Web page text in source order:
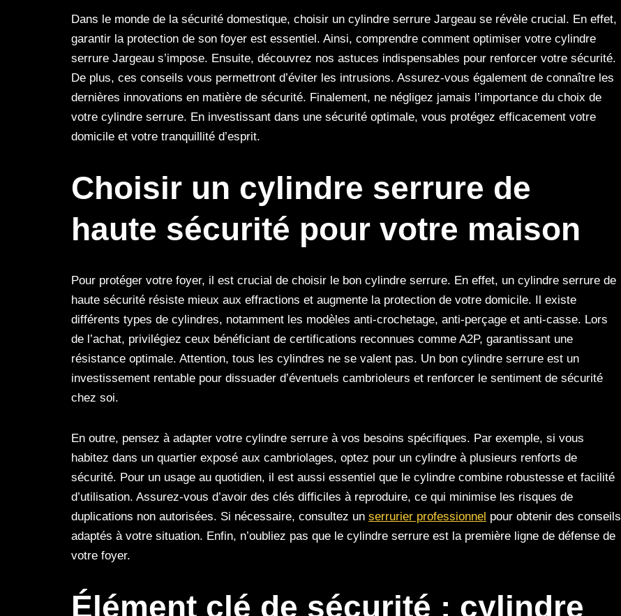
Dans le monde de la sécurité domestique, choisir un cylindre serrure Jargeau se révèle crucial. En effet,
garantir la protection de son foyer est essentiel. Ainsi, comprendre comment optimiser votre cylindre
serrure Jargeau s’impose. Ensuite, découvrez nos astuces indispensables pour renforcer votre sécurité.
De plus, ces conseils vous permettront d’éviter les intrusions. Assurez-vous également de connaître les
dernières innovations en matière de sécurité. Finalement, ne négligez jamais l’importance du choix de
votre cylindre serrure. En investissant dans une sécurité optimale, vous protégez efficacement votre
domicile et votre tranquillité d’esprit.
Choisir un cylindre serrure de
haute sécurité pour votre maison
Pour protéger votre foyer, il est crucial de choisir le bon cylindre serrure. En effet, un cylindre serrure de
haute sécurité résiste mieux aux effractions et augmente la protection de votre domicile. Il existe
différents types de cylindres, notamment les modèles anti-crochetage, anti-perçage et anti-casse. Lors
de l’achat, privilégiez ceux bénéficiant de certifications reconnues comme A2P, garantissant une
résistance optimale. Attention, tous les cylindres ne se valent pas. Un bon cylindre serrure est un
investissement rentable pour dissuader d’éventuels cambrioleurs et renforcer le sentiment de sécurité
chez soi.
En outre, pensez à adapter votre cylindre serrure à vos besoins spécifiques. Par exemple, si vous
habitez dans un quartier exposé aux cambriolages, optez pour un cylindre à plusieurs renforts de
sécurité. Pour un usage au quotidien, il est aussi essentiel que le cylindre combine robustesse et facilité
d’utilisation. Assurez-vous d’avoir des clés difficiles à reproduire, ce qui minimise les risques de
duplications non autorisées. Si nécessaire, consultez un serrurier professionnel pour obtenir des conseils
adaptés à votre situation. Enfin, n’oubliez pas que le cylindre serrure est la première ligne de défense de
votre foyer.
Élément clé de sécurité : cylindre